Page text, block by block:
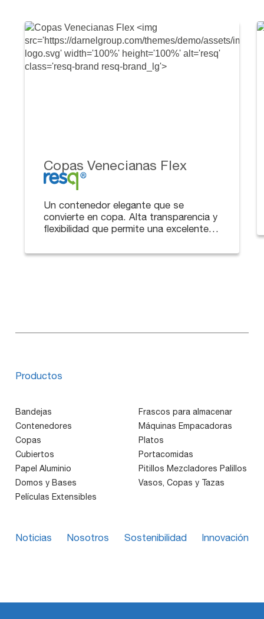
Copas Venecianas Flex
Un contenedor elegante que se
convierte en copa. Alta transparencia y
flexibilidad que permite una excelente
Productos
Bandejas
Contenedores
Copas
Cubiertos
Papel Aluminio
Domos y Bases
Películas Extensibles
Frascos para almacenar
Máquinas Empacadoras
Platos
Portacomidas
Pitillos Mezcladores Palillos
Vasos, Copas y Tazas
Noticias Nosotros Sostenibilidad Innovación